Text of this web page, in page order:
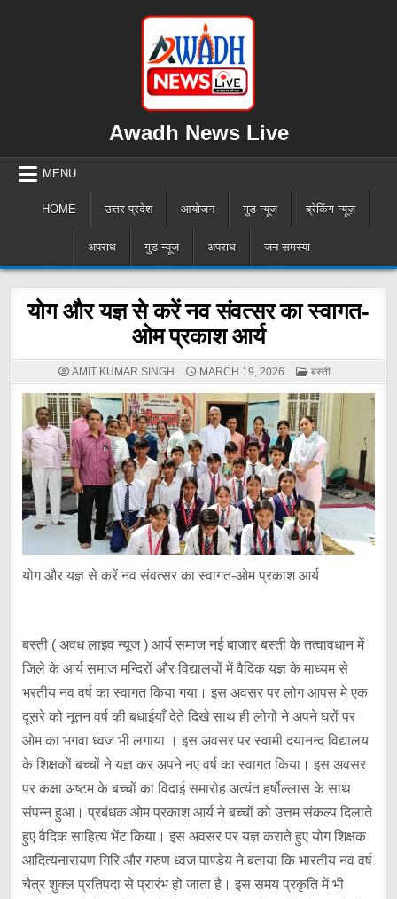
Awadh News Live
MENU
HOME उत्तर प्रदेश आयोजन गुड न्यूज ब्रेकिंग न्यूज़
अपराध गुड न्यूज अपराध जन समस्या
योग और यज्ञ से करें नव संवत्सर का स्वागत-
ओम प्रकाश आर्य
AMIT KUMAR SINGH MARCH 19, 2026
POSTED
IN
बस्ती
योग और यज्ञ से करें नव संवत्सर का स्वागत-ओम प्रकाश आर्य
बस्ती ( अवध लाइव न्यूज ) आर्य समाज नई बाजार बस्ती के तत्वावधान में
जिले के आर्य समाज मन्दिरों और विद्यालयों में वैदिक यज्ञ के माध्यम से
भरतीय नव वर्ष का स्वागत किया गया। इस अवसर पर लोग आपस मे एक
दूसरे को नूतन वर्ष की बधाईयाँ देते दिखे साथ ही लोगों ने अपने घरों पर
ओम का भगवा ध्वज भी लगाया । इस अवसर पर स्वामी दयानन्द विद्यालय
के शिक्षकों बच्चों ने यज्ञ कर अपने नए वर्ष का स्वागत किया। इस अवसर
पर कक्षा अष्टम के बच्चों का विदाई समारोह अत्यंत हर्षोल्लास के साथ
संपन्न हुआ। प्रबंधक ओम प्रकाश आर्य ने बच्चों को उत्तम संकल्प दिलाते
हुए वैदिक साहित्य भेंट किया। इस अवसर पर यज्ञ कराते हुए योग शिक्षक
आदित्यनारायण गिरि और गरुण ध्वज पाण्डेय ने बताया कि भारतीय नव वर्ष
चैत्र शुक्ल प्रतिपदा से प्रारंभ हो जाता है। इस समय प्रकृति में भी